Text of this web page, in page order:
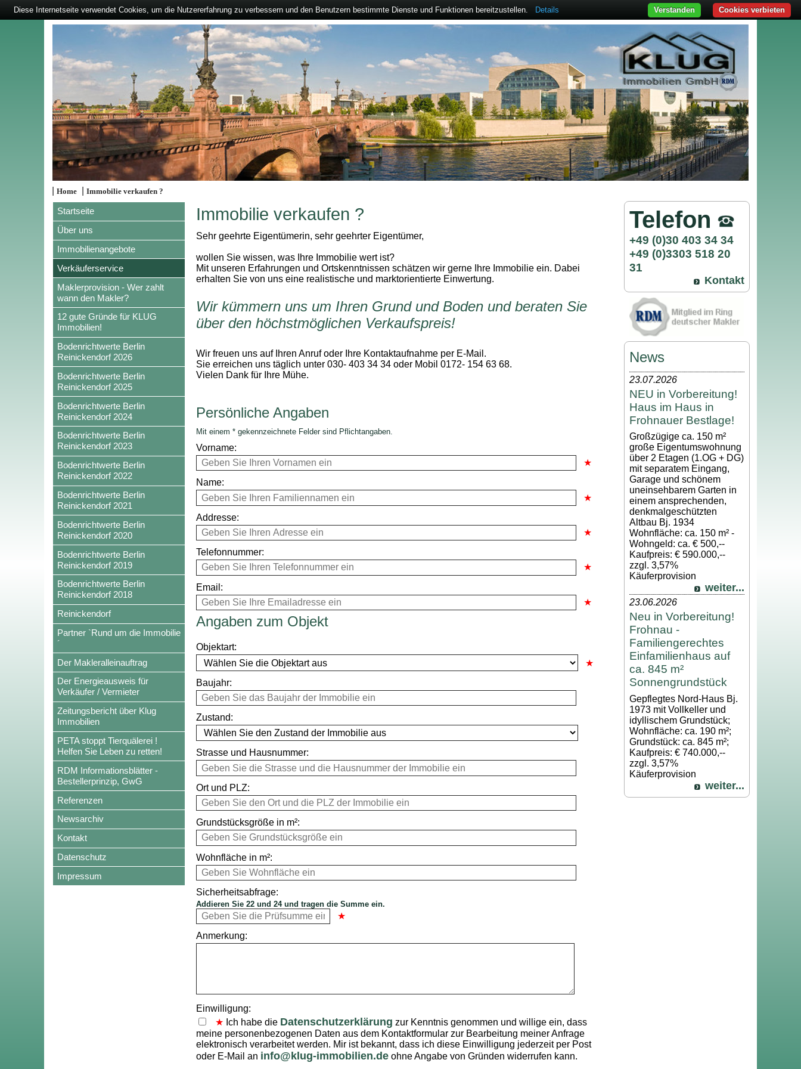
|Home |Immobilie verkaufen ?
Startseite
Über uns
Immobilienangebote
Verkäuferservice
Maklerprovision - Wer zahlt
wann den Makler?
12 gute Gründe für KLUG
Immobilien!
Bodenrichtwerte Berlin
Reinickendorf 2026
Bodenrichtwerte Berlin
Reinickendorf 2025
Bodenrichtwerte Berlin
Reinickendorf 2024
Bodenrichtwerte Berlin
Reinickendorf 2023
Bodenrichtwerte Berlin
Reinickendorf 2022
Bodenrichtwerte Berlin
Reinickendorf 2021
Bodenrichtwerte Berlin
Reinickendorf 2020
Bodenrichtwerte Berlin
Reinickendorf 2019
Bodenrichtwerte Berlin
Reinickendorf 2018
Reinickendorf
Partner `Rund um die Immobilie
´
Der Makleralleinauftrag
Der Energieausweis für
Verkäufer / Vermieter
Zeitungsbericht über Klug
Immobilien
PETA stoppt Tierquälerei !
Helfen Sie Leben zu retten!
RDM Informationsblätter -
Bestellerprinzip, GwG
Referenzen
Newsarchiv
Kontakt
Datenschutz
Impressum
Immobilie verkaufen ?
Sehr geehrte Eigentümerin, sehr geehrter Eigentümer,
wollen Sie wissen, was Ihre Immobilie wert ist?
Mit unseren Erfahrungen und Ortskenntnissen schätzen wir gerne Ihre Immobilie ein. Dabei
erhalten Sie von uns eine realistische und marktorientierte Einwertung.
Wir kümmern uns um Ihren Grund und Boden und beraten Sie
über den höchstmöglichen Verkaufspreis!
Wir freuen uns auf Ihren Anruf oder Ihre Kontaktaufnahme per E-Mail.
Sie erreichen uns täglich unter 030- 403 34 34 oder Mobil 0172- 154 63 68.
Vielen Dank für Ihre Mühe.
Persönliche Angaben
Mit einem * gekennzeichnete Felder sind Pflichtangaben.
Vorname:
Name:
Addresse:
Telefonnummer:
Email:
Angaben zum Objekt
Objektart:
Baujahr:
Zustand:
Strasse und Hausnummer:
Ort und PLZ:
Grundstücksgröße in m²:
Wohnfläche in m²:
Sicherheitsabfrage:
Addieren Sie 22 und 24 und tragen die Summe ein.
Anmerkung:
Einwilligung:
Ich habe die Datenschutzerklärung zur Kenntnis genommen und willige ein, dass
meine personenbezogenen Daten aus dem Kontaktformular zur Bearbeitung meiner Anfrage
elektronisch verarbeitet werden. Mir ist bekannt, dass ich diese Einwilligung jederzeit per Post
oder E-Mail an info@klug-immobilien.deohne Angabe von Gründen widerrufen kann.
Telefon
+49 (0)30 403 34 34
+49 (0)3303 518 20
31
Kontakt
News
23.07.2026
NEU in Vorbereitung!
Haus im Haus in
Frohnauer Bestlage!
Großzügige ca. 150 m²
große Eigentumswohnung
über 2 Etagen (1.OG + DG)
mit separatem Eingang,
Garage und schönem
uneinsehbarem Garten in
einem ansprechenden,
denkmalgeschützten
Altbau Bj. 1934
Wohnfläche: ca. 150 m² -
Wohngeld: ca. € 500,--
Kaufpreis: € 590.000,--
zzgl. 3,57%
Käuferprovision
weiter...
23.06.2026
Neu in Vorbereitung!
Frohnau -
Familiengerechtes
Einfamilienhaus auf
ca. 845 m²
Sonnengrundstück
Gepflegtes Nord-Haus Bj.
1973 mit Vollkeller und
idyllischem Grundstück;
Wohnfläche: ca. 190 m²;
Grundstück: ca. 845 m²;
Kaufpreis: € 740.000,--
zzgl. 3,57%
Käuferprovision
weiter...
Diese Internetseite verwendet Cookies, um die Nutzererfahrung zu verbessern und den Benutzern bestimmte Dienste und Funktionen bereitzustellen. Details Cookies verbieten
Verstanden